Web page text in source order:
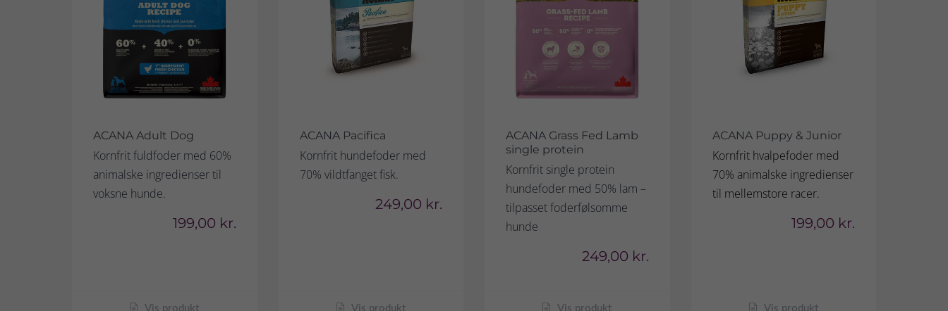
ACANA Adult Dog
Kornfrit fuldfoder med 60%
animalske ingredienser til
voksne hunde.
199,00 kr.
Vis produkt
ACANA Pacifica
Kornfrit hundefoder med
70% vildtfanget fisk.
249,00 kr.
Vis produkt
ACANA Grass Fed Lamb
single protein
Kornfrit single protein
hundefoder med 50% lam –
tilpasset foderfølsomme
hunde
249,00 kr.
Vis produkt
ACANA Puppy & Junior
Kornfrit hvalpefoder med
70% animalske ingredienser
til mellemstore racer.
199,00 kr.
Vis produkt